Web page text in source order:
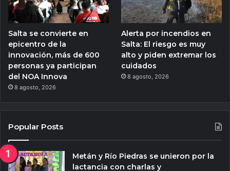
Salta se convierte en
epicentro de la
innovación, más de 600
personas ya participan
del NOA Innova
8 agosto, 2026
Alerta por incendios en
Salta: El riesgo es muy
alto y piden extremar los
cuidados
8 agosto, 2026
Popular Posts
Metán y Río Piedras se unieron por la
lactancia con charlas y